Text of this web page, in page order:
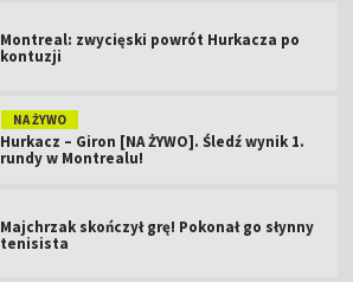
Montreal: zwycięski powrót Hurkacza po
kontuzji
NA ŻYWO
Hurkacz – Giron [NA ŻYWO]. Śledź wynik 1.
rundy w Montrealu!
Majchrzak skończył grę! Pokonał go słynny
tenisista